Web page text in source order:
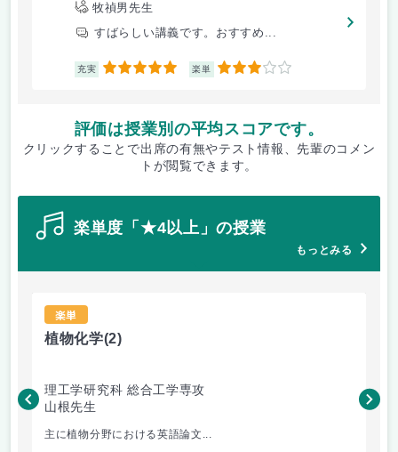
牧禎男先生
すばらしい講義です。おすすめ...
充実 5 楽単 3
評価は授業別の平均スコアです。
クリックすることで出席の有無やテスト情報、先輩のコメン
トが閲覧できます。
楽単度「★4以上」の授業
もっとみる
楽単
植物化学(2)
理工学研究科 総合工学専攻
山根先生
主に植物分野における英語論文...
井